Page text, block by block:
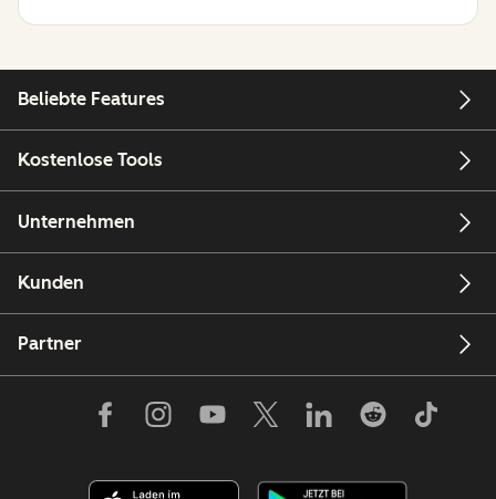
Beliebte Features
Kostenlose Tools
Unternehmen
Kunden
Partner